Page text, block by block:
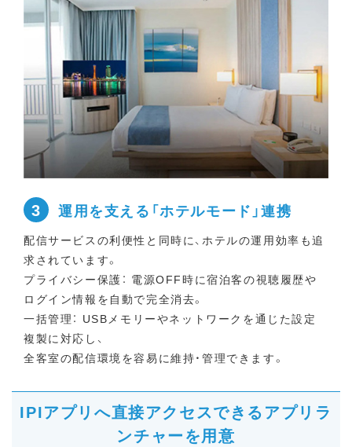
3 運用を支える「ホテルモード」連携
配信サービスの利便性と同時に、ホテルの運用効率も追
求されています。
プライバシー保護： 電源OFF時に宿泊客の視聴履歴や
ログイン情報を自動で完全消去。
一括管理： USBメモリーやネットワークを通じた設定
複製に対応し、
全客室の配信環境を容易に維持・管理できます。
IPIアプリへ直接アクセスできるアプリラ
ンチャーを用意